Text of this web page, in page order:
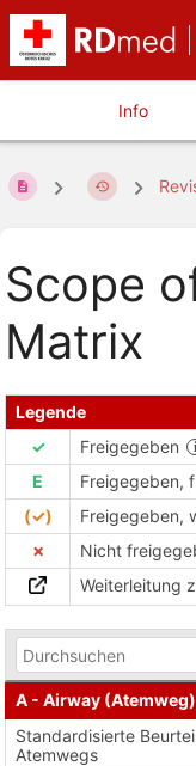
Info
Scope
Matrix
Legende
✓
Freigegeben
E
Freigegeben,
(✓)
Freigegeben,
✗
Nicht
Weiterleitung
A - Airway (Atemweg)
Standardisierte
Atemwegs